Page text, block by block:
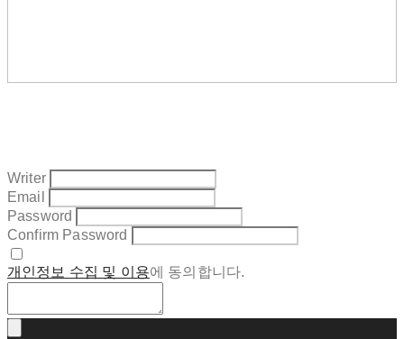
Writer
Email
Password
Confirm Password
개인정보 수집 및 이용에 동의합니다.